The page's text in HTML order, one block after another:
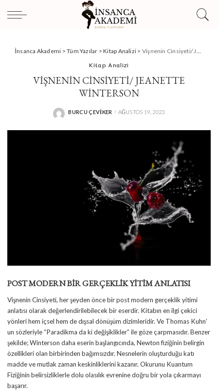
İnsanca Akademi >Tüm Yazılar >Kitap Analizi > Vişnenin Cinsiyeti/ Jeanette Winterson
Kitap Analizi
VIŞNENIN CINSIYETI/ JEANETTE
WINTERSON
POSTED
BURCU ÇEVIKER AĞUSTOS 19, 2023
POST MODERN BİR GERÇEKLİK YİTİM ANLATISI
Vişnenin Cinsiyeti, her şeyden önce bir post modern gerçeklik yitimi
anlatısı olarak değerlendirilebilecek bir eserdir. Kitabın en ilgi çekici
yönleri hem içsel hem de dışsal dönüşüm dizimleridir. Ve Thomas Kuhn’
un sözleriyle “Paradikma da ki değişiklikler” ile göze çarpmasıdır. Benzer
şekilde; Winterson daha eserin başlangıcında, Newton fiziğinin belirgin
özellikleri olan birbirinden bağımsızdır. Nesnelerin oluşturduğu katı
madde ve mutlak zaman keskinliklerini kazanır. Okurunu Kuantum
Fiziğinin belirsizliklerle dolu olasılık evrenine doğru bir yola çıkarmayı
başarır.